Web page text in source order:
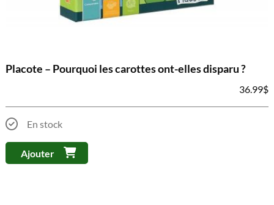
Placote – Pourquoi les carottes ont-elles disparu ?
36.99$
En stock
Ajouter